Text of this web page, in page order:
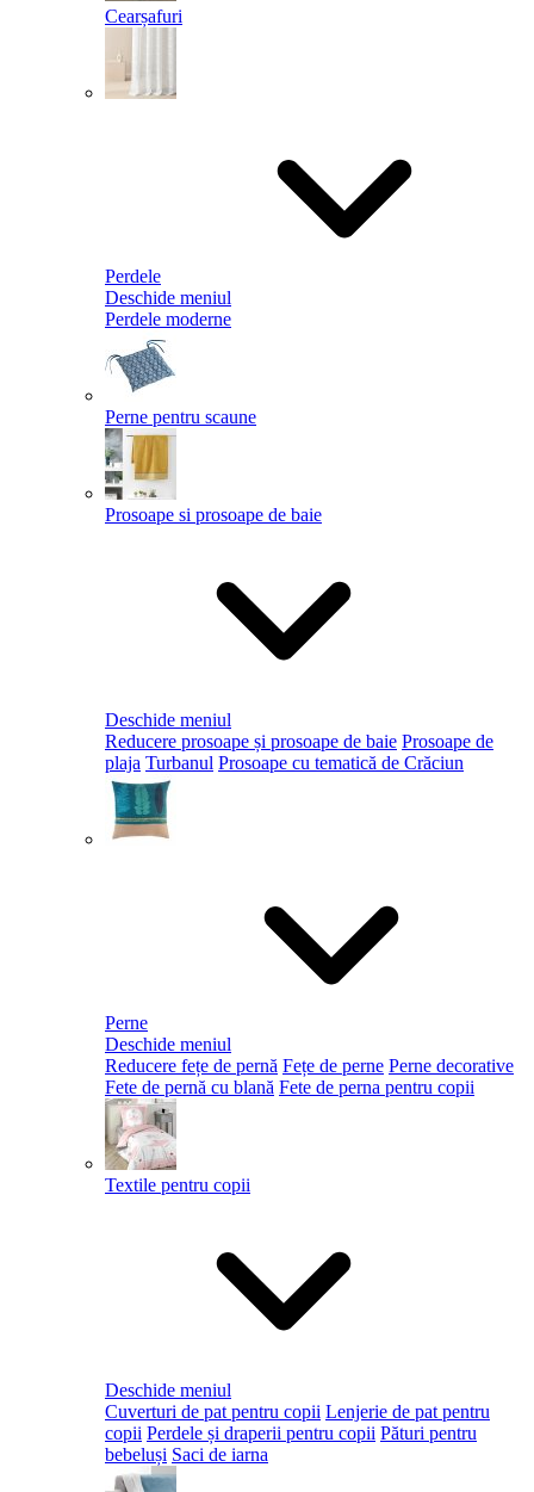
Cearșafuri
Perdele
Deschide meniul
Perdele moderne
Perne pentru scaune
Prosoape si prosoape de baie
Deschide meniul
Reducere prosoape și prosoape de baie Prosoape de
plaja Turbanul Prosoape cu tematică de Crăciun
Perne
Deschide meniul
Reducere fețe de pernă Fețe de perne Perne decorative
Fete de pernă cu blană Fete de perna pentru copii
Textile pentru copii
Deschide meniul
Cuverturi de pat pentru copii Lenjerie de pat pentru
copii Perdele și draperii pentru copii Pături pentru
bebeluși Saci de iarna